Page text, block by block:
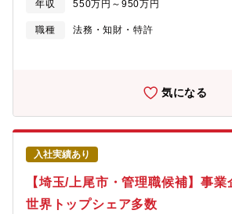
重要度の高いミッション（戦略策定および採
グの牽引）・人事・組織戦略の策定と実行-3
新規サービス立ち上げに最適な組織フェーズ
採用プロセスの最適化-採用エージェント等、
強固なリレーション構築・パートナーシップ
期に活躍・定着できるためのオンボーディン
計・アップデート・経営・資本政策に連動し
を考慮した人事施策や組織改編への対応■段
ョン・人事評価・目標設定の運用・改善-マネ
携し、事業目標の達成に向けた目標設定の仕
のエンゲージメントと成果を最大化する評価
善・人事部門のマネジメント-人事部（採用
全般、コーポレート、M&A(投資・業務提携)
応、重要法令対応・コンプライアンス推進、
く仕事をしています。業務では、相談者の困
士・海外子会社等）とのコミュニケーション
す。全員活躍をテーマに、誰もが安心して働
います。【やりがい】メンバーからは以下の
す。 ・社内の多くの部署の方と関わるため、当社ビジネスについ
て幅広く勉強する必要があるが、会社の動き
できる。 ・法的な是非を回答するだけでなく、依頼部署のニーズ
を満たすにはどうすればよいかを提案し、納
しい。 ・経営判断に関わる大きなプロジェクトや、国内外の様々
な案件に携わることができ、やりがいを感じる
年収 550万円～950万円
職種
法務・知財・特許
気になる
入社実績あり
【埼玉/上尾市・管理職候補】事
世界トップシェア多数